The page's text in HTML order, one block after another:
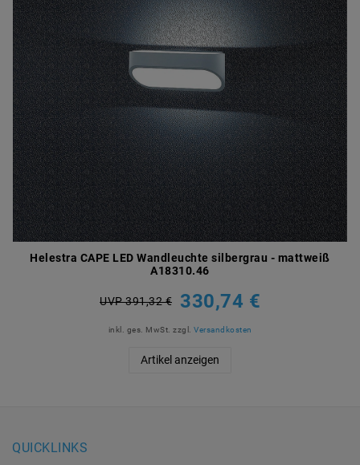
Helestra CAPE LED Wandleuchte silbergrau - mattweiß
A18310.46
UVP 391,32 € 330,74 €
inkl. ges. MwSt. zzgl. Versandkosten
Artikel anzeigen
QUICKLINKS